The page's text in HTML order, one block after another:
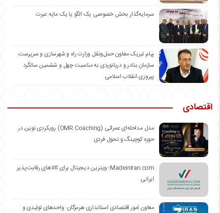
سرمایه‌گذار بخش خصوصی یک الگو یا یک مایه عبرت
️پیام تبریک معاون حمل‌ونقل وزارت راه و شهرسازی و سرپرست
سازمان بنادر و دریانوردی به مناسبت چهل و ششمین سالگرد
پیروزی انقلاب اسلامی
اقتصادی
مدل مداخله‌ای عمرائی (OMR Coaching) رویکردی نوین در
حوزه کوچینگ و تحول فردی
Madeiniran.com؛ ویترین دیجیتال برای کالاهای رقابت‌پذیر
ایرانی
معاون امور اقتصادی استانداری هرمزگان: واحدهای تولیدی و